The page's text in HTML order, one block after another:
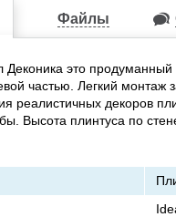
Файлы
Деконика это
частью. Легкий
реалистичных декоров
Высота плинтуса по